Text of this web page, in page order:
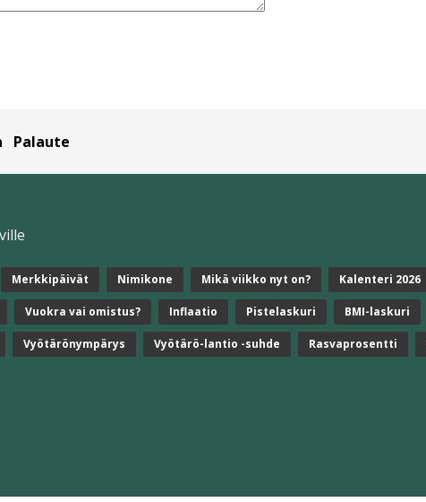
Palaute
Merkkipäivät Nimikone Mikä viikko nyt on? Kalenteri 2026
Vuokra vai omistus? Inflaatio Pistelaskuri BMI-laskuri
Vyötärönympärys Vyötärö-lantio -suhde Rasvaprosentti